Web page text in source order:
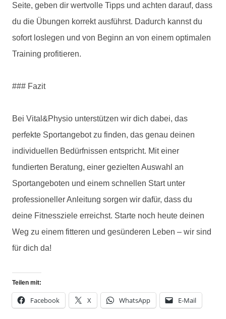
Seite, geben dir wertvolle Tipps und achten darauf, dass
du die Übungen korrekt ausführst. Dadurch kannst du
sofort loslegen und von Beginn an von einem optimalen
Training profitieren.
### Fazit
Bei Vital&Physio unterstützen wir dich dabei, das
perfekte Sportangebot zu finden, das genau deinen
individuellen Bedürfnissen entspricht. Mit einer
fundierten Beratung, einer gezielten Auswahl an
Sportangeboten und einem schnellen Start unter
professioneller Anleitung sorgen wir dafür, dass du
deine Fitnessziele erreichst. Starte noch heute deinen
Weg zu einem fitteren und gesünderen Leben – wir sind
für dich da!
Teilen mit:
Facebook X WhatsApp E-Mail